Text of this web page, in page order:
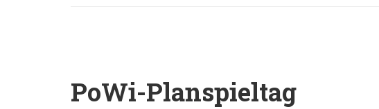
PoWi-Planspieltag